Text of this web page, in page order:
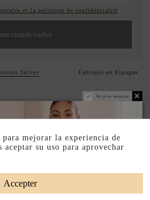
et la politique de confidentialité
cuando vuelva
faciles Fabriqué en Espagne
Ne plus montrer.
mejorar la experiencia de
aceptar su uso para aprovechar
Accepter